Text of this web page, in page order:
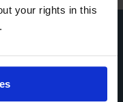
your rights in this
.